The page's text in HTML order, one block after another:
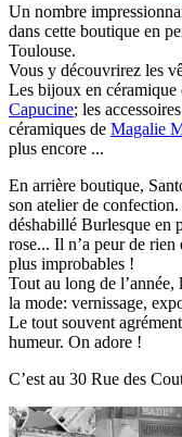
Un nombre
dans cette boutique en
Toulouse.
Vous y découvrirez les
Les bijoux en céramique
Capucine; les
céramiques de Magalie
plus encore ...
En arrière boutique,
son atelier de
déshabillé Burlesque en
rose... Il n’a peur de
plus improbables !
Tout au long de l’année,
la mode: vernissage,
Le tout souvent
humeur. On adore !
C’est au 30 Rue des